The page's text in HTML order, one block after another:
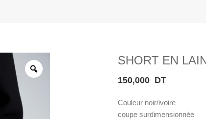
SHORT EN
150,000 DT
Couleur noir/ivoire
coupe surdimensionnée